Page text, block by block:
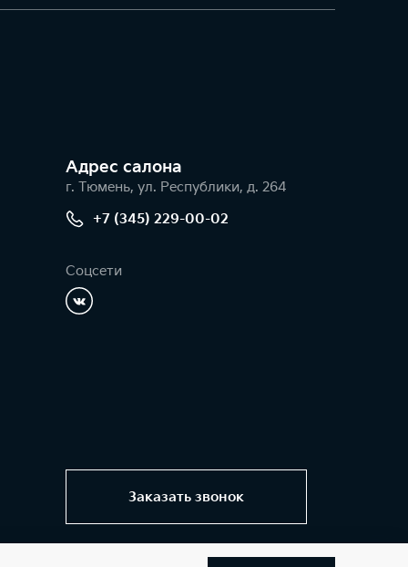
Адрес салонa
г. Тюмень, ул. Республики, д. 264
+7 (345) 229-00-02
Соцсети
Заказать звонок